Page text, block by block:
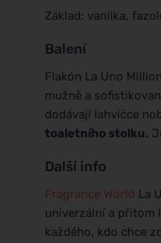
Základ: vanilka,
Balení
Flakón La Uno
mužně a
dodávají lahvičce
toaletního stolku.
Další info
Fragrance World La
univerzální a přitom
každého, kdo chce